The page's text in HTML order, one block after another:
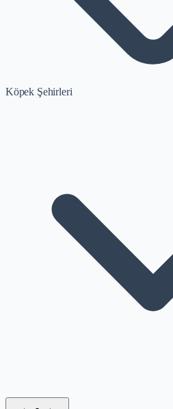
Köpek Şehirleri